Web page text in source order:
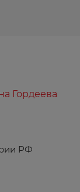
Гордеева
РФ